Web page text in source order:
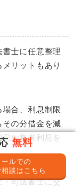
士に任意整理
リットもあり
合、利息制限
の分借金を減
や将来利息を
・司法書士に交
無料
ールでの
相談はこちら